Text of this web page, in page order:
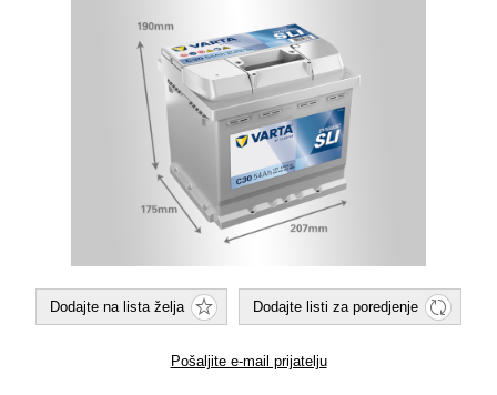
Dodajte na lista želja Dodajte listi za poredjenje
Pošaljite e-mail prijatelju